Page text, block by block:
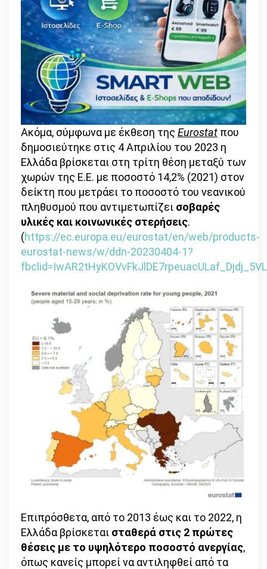
Ακόμα, σύμφωνα με έκθεση της Eurostat που
δημοσιεύτηκε στις 4 Απριλίου του 2023 η
Ελλάδα βρίσκεται στη τρίτη θέση μεταξύ των
χωρών της Ε.Ε. με ποσοστό 14,2% (2021) στον
δείκτη που μετράει το ποσοστό του νεανικού
πληθυσμού που αντιμετωπίζει σοβαρές
υλικές και κοινωνικές στερήσεις.
(https://ec.europa.eu/eurostat/en/web/products-
eurostat-news/w/ddn-20230404-1?
Επιπρόσθετα, από το 2013 έως και το 2022, η
Ελλάδα βρίσκεται σταθερά στις 2 πρώτες
θέσεις με το υψηλότερο ποσοστό ανεργίας,
όπως κανείς μπορεί να αντιληφθεί από τα